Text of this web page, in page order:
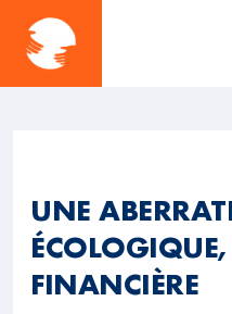
UNE
FINANCIÈRE